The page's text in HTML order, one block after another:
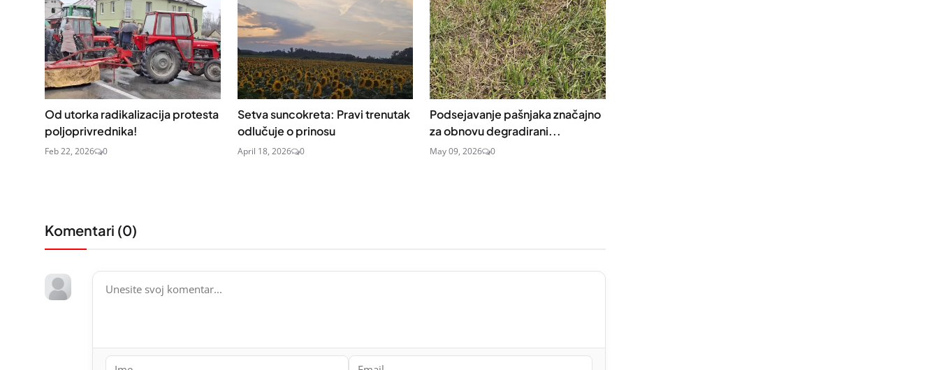
Od utorka radikalizacija protesta
poljoprivrednika!
Feb 22, 2026 0
Setva suncokreta: Pravi trenutak
odlučuje o prinosu
April 18, 2026 0
Podsejavanje pašnjaka značajno
za obnovu degradirani...
May 09, 2026 0
Komentari (0)